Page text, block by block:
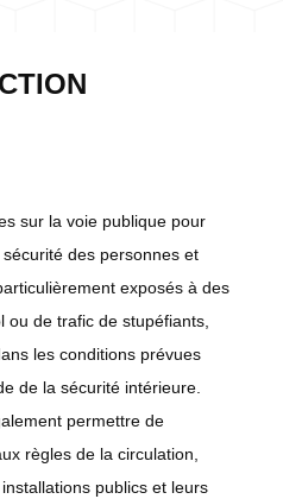
sur la voie publique pour
des personnes et
exposés à des
ou de trafic de stupéfiants,
les conditions prévues
de la sécurité intérieure.
permettre de
règles de la circulation,
publics et leurs